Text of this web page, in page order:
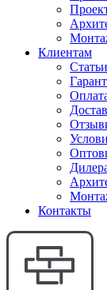
Клиентам
Статьи
Контакты